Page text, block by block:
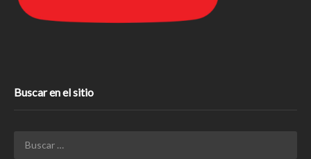
Buscar en el sitio